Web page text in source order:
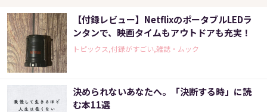
【付録レビュー】NetflixのポータブルLEDラ
ンタンで、映画タイムもアウトドアも充実！
トピックス,付録がすごい,雑誌・ムック
決められないあなたへ。「決断する時」に読
む本11選